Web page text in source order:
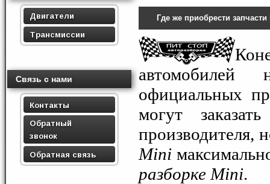
Двигатели
Трансмиссии
Связь с нами
Контакты
Обратный
звонок
Обратная связь
Где же приобрести
автомобилей
официальных
могут
производителя,
Mini
разборке Mini.